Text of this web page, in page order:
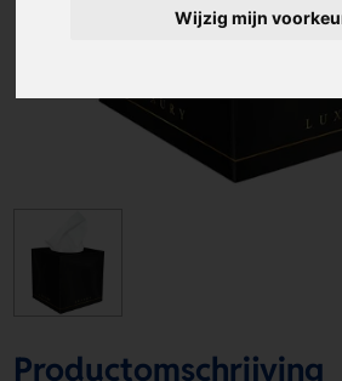
Wijzig mijn
Productomschrijving